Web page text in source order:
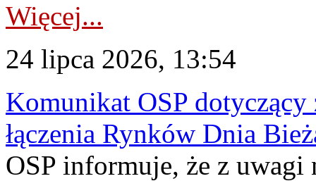
Więcej...
24 lipca 2026, 13:54
Komunikat OSP dotyczący
łączenia Rynków Dnia
OSP informuje, że z uwagi